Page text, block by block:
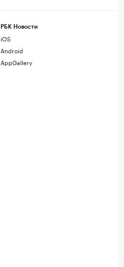
РБК Новости
iOS
Android
AppGallery